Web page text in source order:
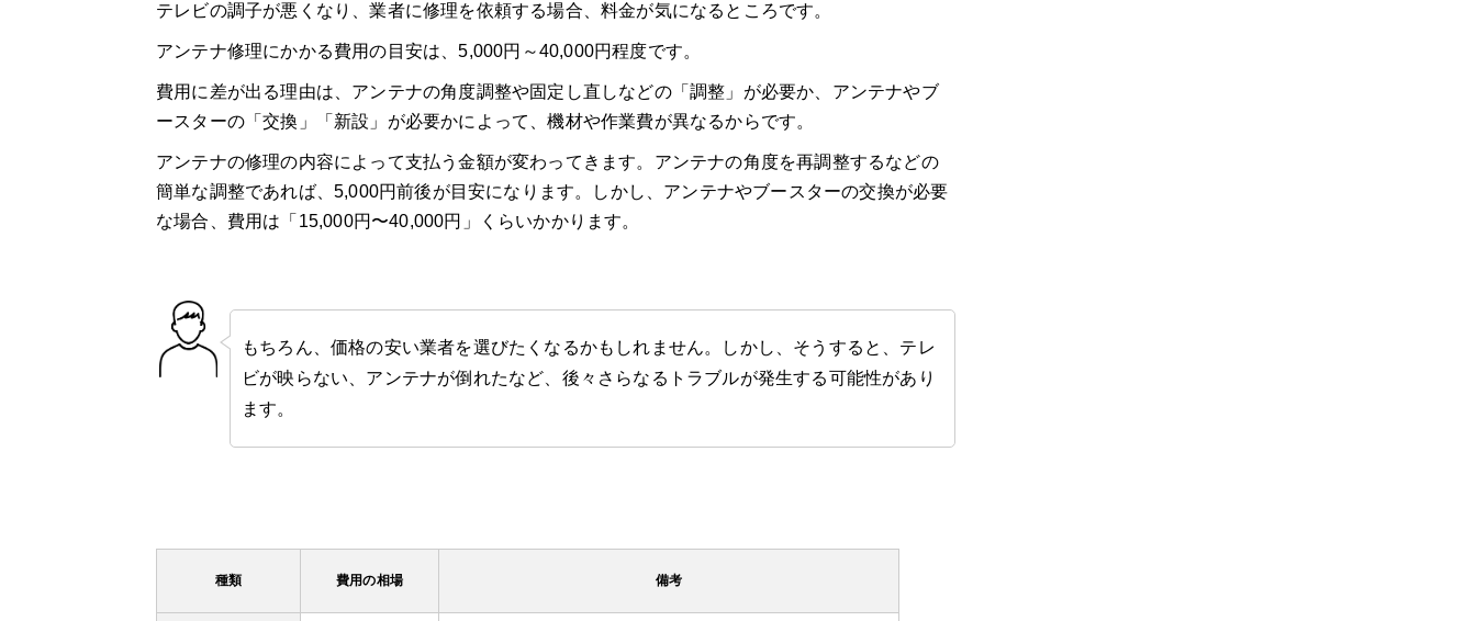
テレビの調子が悪くなり、業者に修理を依頼する場合、料金が気になるところです。
アンテナ修理にかかる費用の目安は、5,000円～40,000円程度です。
費用に差が出る理由は、アンテナの角度調整や固定し直しなどの「調整」が必要か、アンテナやブ
ースターの「交換」「新設」が必要かによって、機材や作業費が異なるからです。
アンテナの修理の内容によって支払う金額が変わってきます。アンテナの角度を再調整するなどの
簡単な調整であれば、5,000円前後が目安になります。しかし、アンテナやブースターの交換が必要
な場合、費用は「15,000円〜40,000円」くらいかかります。
もちろん、価格の安い業者を選びたくなるかもしれません。しかし、そうすると、テレ
ビが映らない、アンテナが倒れたなど、後々さらなるトラブルが発生する可能性があり
ます。
種類 費用の相場 備考